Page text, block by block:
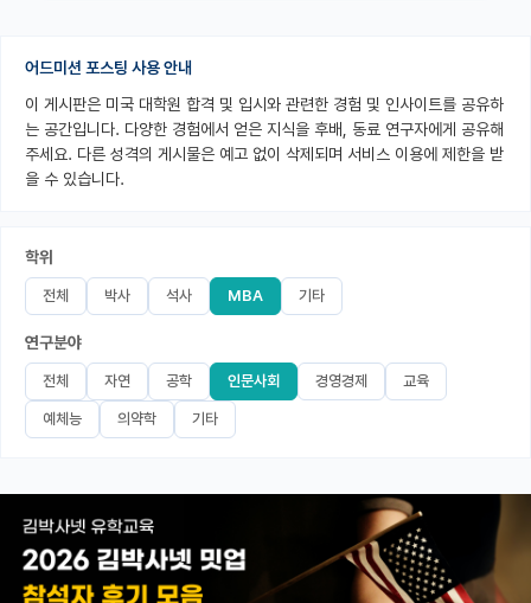
커뮤니티
커리어
유학교육
미국 유학 게시판
어드미션 포스팅
블로그
이벤트
이벤트
반도체 아카데미
어드미션 포스팅 사용 안내
이 게시판은 미국 대학원 합격 및 입시와 관련한 경험 및 인사이트를 공유하
는 공간입니다. 다양한 경험에서 얻은 지식을 후배, 동료 연구자에게 공유해
주세요. 다른 성격의 게시물은 예고 없이 삭제되며 서비스 이용에 제한을 받
을 수 있습니다.
학위
전체 박사 석사 MBA 기타
연구분야
전체 자연 공학 인문사회 경영경제 교육
예체능 의약학 기타